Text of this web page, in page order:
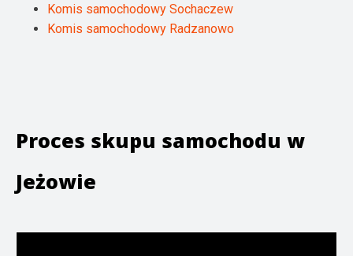
Komis samochodowy Sochaczew
Komis samochodowy Radzanowo
Proces skupu samochodu w
Jeżowie